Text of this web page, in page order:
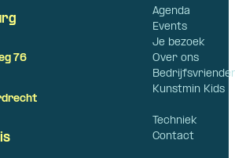
Agenda
Events
Je bezoek
Over ons
Kunstmin Kids
Techniek
Contact
76